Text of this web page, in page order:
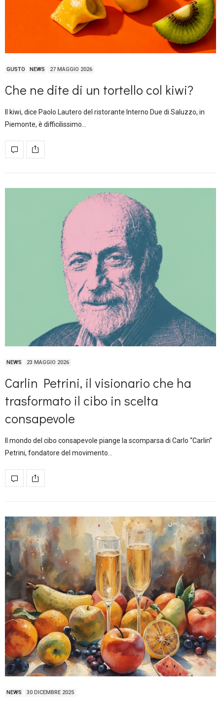
GUSTO NEWS 27 MAGGIO 2026
Che ne dite di un tortello col kiwi?
Il kiwi, dice Paolo Lautero del ristorante Interno Due di Saluzzo, in
Piemonte, è difficilissimo…
NEWS 23 MAGGIO 2026
Carlin Petrini, il visionario che ha
trasformato il cibo in scelta
consapevole
Il mondo del cibo consapevole piange la scomparsa di Carlo “Carlin”
Petrini, fondatore del movimento…
NEWS 30 DICEMBRE 2025